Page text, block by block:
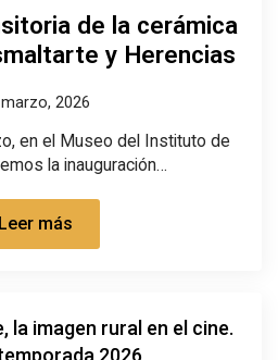
de la cerámica
y Herencias
2026
en el Museo del Instituto de
la inauguración…
Leer más